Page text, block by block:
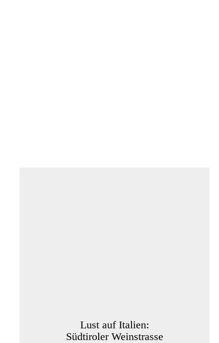
Lust auf Italien:
Südtiroler Weinstrasse